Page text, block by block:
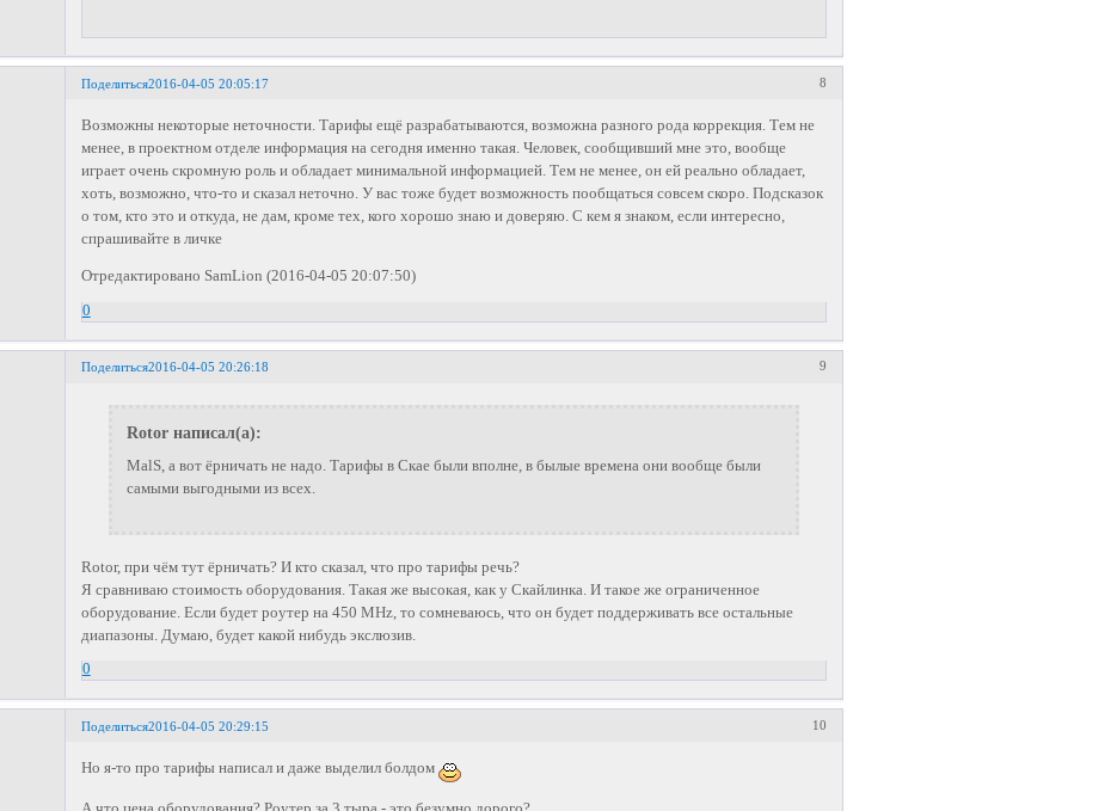
Поделиться 8
2016-04-05 20:05:17
Возможны некоторые неточности. Тарифы ещё разрабатываются, возможна разного рода коррекция. Тем не
менее, в проектном отделе информация на сегодня именно такая. Человек, сообщивший мне это, вообще
играет очень скромную роль и обладает минимальной информацией. Тем не менее, он ей реально обладает,
хоть, возможно, что-то и сказал неточно. У вас тоже будет возможность пообщаться совсем скоро. Подсказок
о том, кто это и откуда, не дам, кроме тех, кого хорошо знаю и доверяю. С кем я знаком, если интересно,
спрашивайте в личке
Отредактировано SamLion (2016-04-05 20:07:50)
0
Поделиться 9
2016-04-05 20:26:18
Rotor написал(а):
MalS, а вот ёрничать не надо. Тарифы в Скае были вполне, в былые времена они вообще были
самыми выгодными из всех.
Rotor, при чём тут ёрничать? И кто сказал, что про тарифы речь?
Я сравниваю стоимость оборудования. Такая же высокая, как у Скайлинка. И такое же ограниченное
оборудование. Если будет роутер на 450 MHz, то сомневаюсь, что он будет поддерживать все остальные
диапазоны. Думаю, будет какой нибудь экслюзив.
0
Поделиться 10
2016-04-05 20:29:15
Но я-то про тарифы написал и даже выделил болдом